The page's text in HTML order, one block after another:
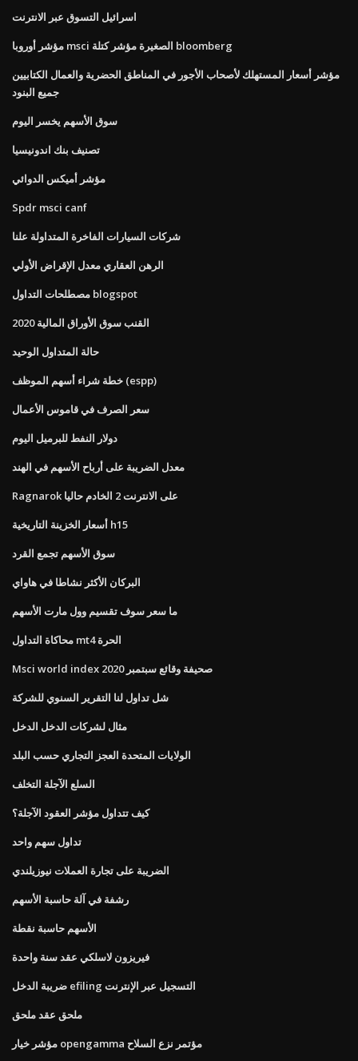
اسرائيل التسوق عبر الانترنت
مؤشر أوروبا msci الصغيرة مؤشر كتلة bloomberg
مؤشر أسعار المستهلك لأصحاب الأجور في المناطق الحضرية والعمال الكتابيين
جميع البنود
سوق الأسهم يخسر اليوم
تصنيف بنك اندونيسيا
مؤشر أميكس الدوائي
Spdr msci canf
شركات السيارات الفاخرة المتداولة علنا
الرهن العقاري معدل الإقراض الأولي
مصطلحات التداول blogspot
القنب سوق الأوراق المالية 2020
حالة المتداول الوحيد
خطة شراء أسهم الموظف (espp)
سعر الصرف في قاموس الأعمال
دولار النفط للبرميل اليوم
معدل الضريبة على أرباح الأسهم في الهند
Ragnarok على الانترنت 2 الخادم حاليا
أسعار الخزينة التاريخية h15
سوق الأسهم تجمع القرد
البركان الأكثر نشاطا في هاواي
ما سعر سوف تقسيم وول مارت الأسهم
محاكاة التداول mt4 الحرة
Msci world index صحيفة وقائع سبتمبر 2020
شل تداول لنا التقرير السنوي للشركة
مثال لشركات الدخل الدخل
الولايات المتحدة العجز التجاري حسب البلد
السلع الآجلة التخلف
كيف تتداول مؤشر العقود الآجلة؟
تداول سهم واحد
الضريبة على تجارة العملات نيوزيلندي
رشفة في آلة حاسبة الأسهم
الأسهم حاسبة نقطة
فيريزون لاسلكي عقد سنة واحدة
ضريبة الدخل efiling التسجيل عبر الإنترنت
ملحق عقد ملحق
مؤشر خيار opengamma مؤتمر نزع السلاح